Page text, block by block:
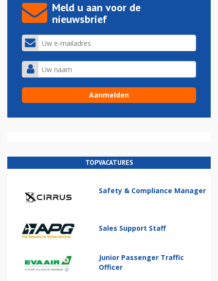
Meld u aan voor de
nieuwsbrief
TOPVACATURES
Safety & Compliance Manager
Sales Support Staff
Junior Passenger Traffic
Officer